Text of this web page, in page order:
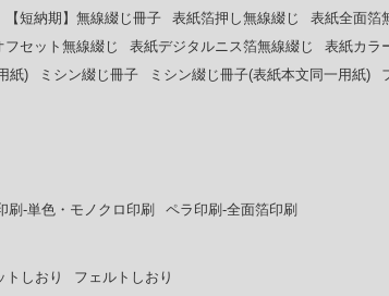
【短納期】無線綴じ冊子 表紙箔押し無線綴じ
表紙全面箔
フセット無線綴じ 表紙デジタルニス箔無線綴じ
表紙カラ
紙) ミシン綴じ冊子 ミシン綴じ冊子(表紙本文同一用紙)
刷-単色・モノクロ印刷 ペラ印刷-全面箔印刷
トしおり フェルトしおり